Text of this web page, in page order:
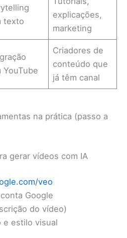
texto
explicações,
marketing
YouTube
Criadores de
conteúdo que
já têm canal
na prática (passo a
gerar vídeos com IA
veo
Google
do vídeo)
e estilo visual